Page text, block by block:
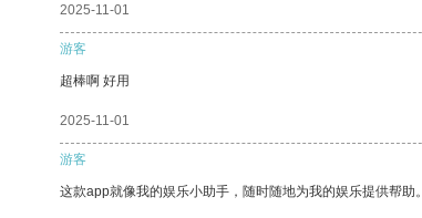
2025-11-01
游客
超棒啊 好用
2025-11-01
游客
这款app就像我的娱乐小助手，随时随地为我的娱乐提供帮助。